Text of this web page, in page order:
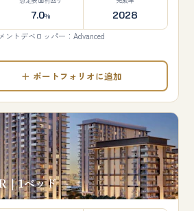
7.0% 2028
ントデベロッパー：Advanced
＋ ポートフォリオに追加
1ベッド